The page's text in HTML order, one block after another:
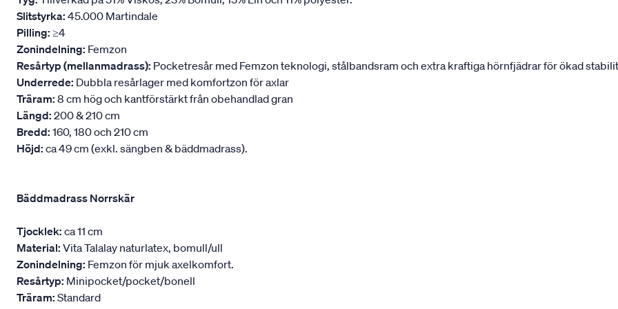
Slitstyrka: 45.000 Martindale
Pilling: ≥4
Zonindelning: Femzon
Resårtyp (mellanmadrass): Pocketresår med Femzon teknologi, stålbandsram och extra kraftiga hörnfjädrar för ökad
Underrede: Dubbla resårlager med komfortzon för axlar
Träram: 8 cm hög och kantförstärkt från obehandlad gran
Längd: 200 & 210 cm
Bredd: 160, 180 och 210 cm
Höjd: ca 49 cm (exkl. sängben & bäddmadrass).
Bäddmadrass Norrskär
Tjocklek: ca 11 cm
Material: Vita Talalay naturlatex, bomull/ull
Zonindelning: Femzon för mjuk axelkomfort.
Resårtyp: Minipocket/pocket/bonell
Träram: Standard